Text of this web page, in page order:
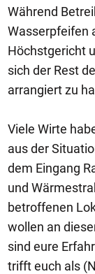
Während
Wasserpfeifen
Höchstgericht
sich der Rest
arrangiert zu
Viele Wirte
aus der
dem Eingang
und
betroffenen
wollen an
sind eure
trifft euch als